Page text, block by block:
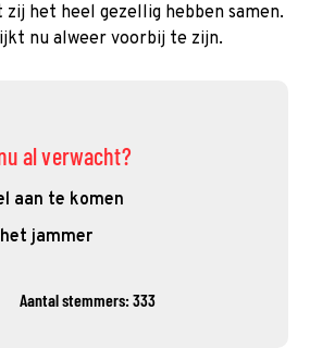
zij het heel gezellig hebben samen.
nu alweer voorbij te zijn.
al verwacht?
aan te komen
jammer
Aantal stemmers: 333